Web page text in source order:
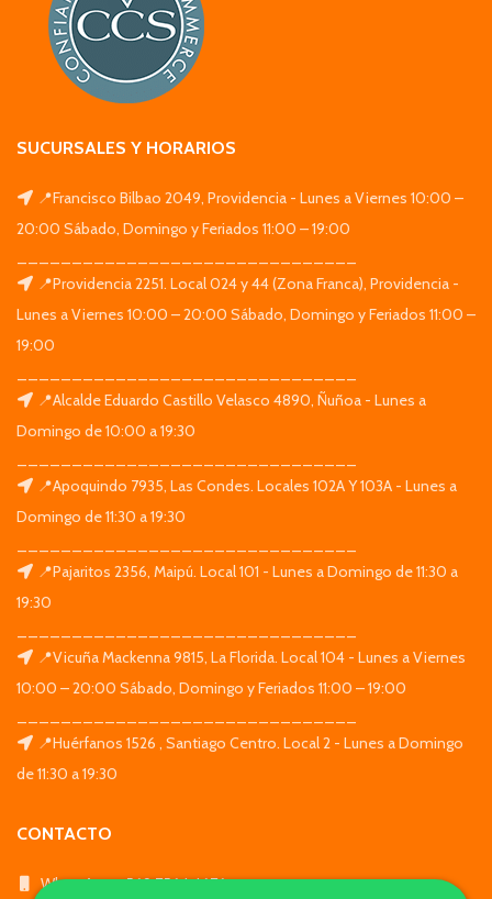
SUCURSALES Y HORARIOS
📍Francisco Bilbao 2049, Providencia - Lunes a Viernes 10:00 –
20:00 Sábado, Domingo y Feriados 11:00 – 19:00
📍Providencia 2251. Local 024 y 44 (Zona Franca), Providencia -
Lunes a Viernes 10:00 – 20:00 Sábado, Domingo y Feriados 11:00 –
19:00
📍Alcalde Eduardo Castillo Velasco 4890, Ñuñoa - Lunes a
Domingo de 10:00 a 19:30
📍Apoquindo 7935, Las Condes. Locales 102A Y 103A - Lunes a
Domingo de 11:30 a 19:30
📍Pajaritos 2356, Maipú. Local 101 - Lunes a Domingo de 11:30 a
19:30
📍Vicuña Mackenna 9815, La Florida. Local 104 - Lunes a Viernes
10:00 – 20:00 Sábado, Domingo y Feriados 11:00 – 19:00
📍Huérfanos 1526 , Santiago Centro. Local 2 - Lunes a Domingo
de 11:30 a 19:30
CONTACTO
WhatsApp: +569 7564 4676